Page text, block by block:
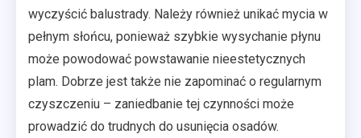
wyczyścić balustrady. Należy również unikać mycia w
pełnym słońcu, ponieważ szybkie wysychanie płynu
może powodować powstawanie nieestetycznych
plam. Dobrze jest także nie zapominać o regularnym
czyszczeniu – zaniedbanie tej czynności może
prowadzić do trudnych do usunięcia osadów.